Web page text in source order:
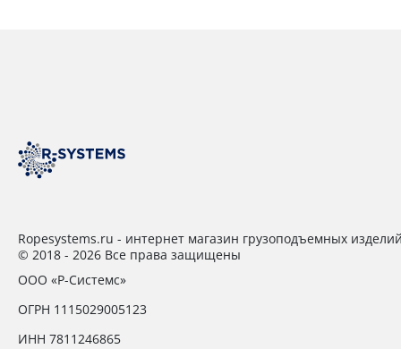
Ropesystems.ru - интернет магазин грузоподъемных
© 2018 - 2026 Все права защищены
ООО «Р-Системс»
ОГРН 1115029005123
ИНН 7811246865